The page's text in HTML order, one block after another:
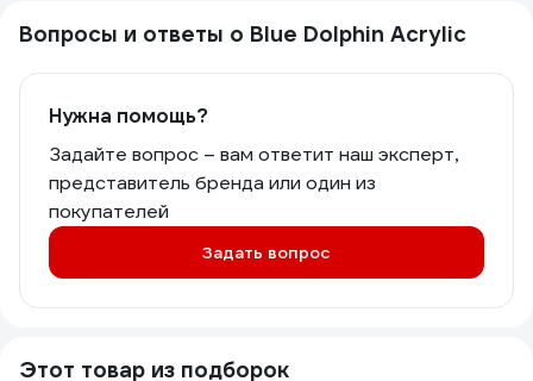
Вопросы и ответы о Blue Dolphin Acrylic
Нужна помощь?
Задайте вопрос – вам ответит наш эксперт,
представитель бренда или один из
покупателей
Задать вопрос
Этот товар из подборок